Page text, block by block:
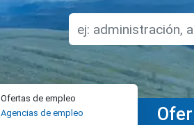
Ofertas de empleo
Agencias de empleo